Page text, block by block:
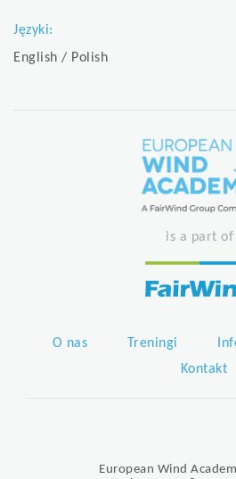
Języki:
English / Polish
is a part of
O nas Treningi
Kontakt
European Wind